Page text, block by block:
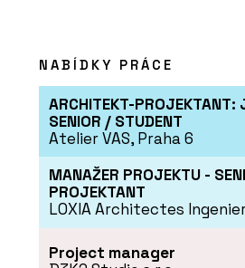
ČLÁNKY
PRODUKTY
NABÍDKY PRÁCE
ARCHITEKT-PROJEKTANT:
SENIOR / STUDENT
Atelier VAS, Praha 6
MANAŽER PROJEKTU -
PROJEKTANT
LOXIA Architectes
Project manager